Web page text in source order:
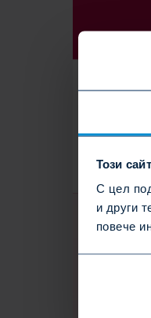
Този
С цел
и други
повече